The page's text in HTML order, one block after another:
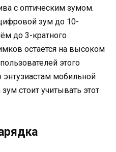
с оптическим зумом.
зум до 10-
до 3-кратного
остаётся на высоком
этого
энтузиастам мобильной
стоит учитывать этот